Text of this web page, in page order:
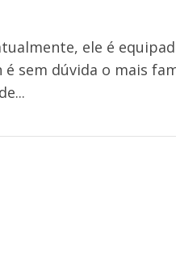
ele é
sem dúvida o mais